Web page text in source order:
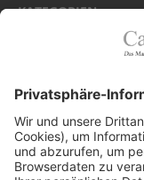
KATEGORIEN
Firmenporträts
Panorama
Produkte